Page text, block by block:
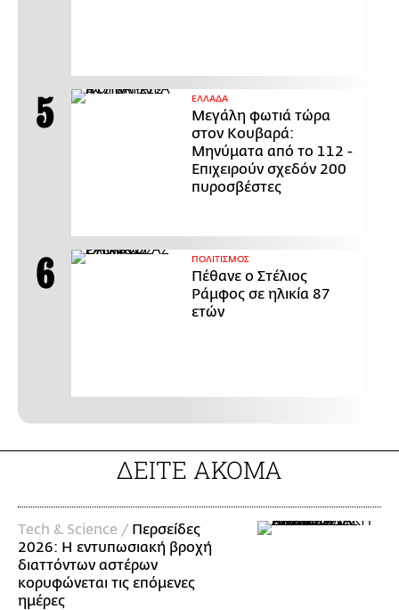
ΕΛΛΑΔΑ
Μεγάλη φωτιά τώρα
στον Κουβαρά:
Μηνύματα από το 112 -
Επιχειρούν σχεδόν 200
πυροσβέστες
ΠΟΛΙΤΙΣΜΟΣ
Πέθανε ο Στέλιος
Ράμφος σε ηλικία 87
ετών
ΔΕΙΤΕ ΑΚΟΜΑ
Τech & Science / Περσείδες
2026: Η εντυπωσιακή βροχή
διαττόντων αστέρων
κορυφώνεται τις επόμενες
ημέρες